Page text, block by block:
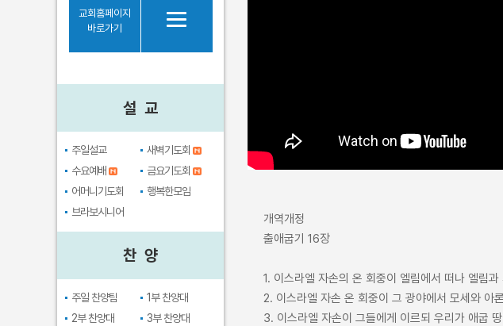
교회홈페이지
바로가기
설 교
주일설교
새벽기도회
수요예배
금요기도회
어머니기도회
행복한모임
브라보시니어
찬 양
주일 찬양팀
1부 찬양대
2부 찬양대
3부 찬양대
개역개정
출애굽기 16장
1. 이스라엘 자손의 온 회중이 엘림에서 떠나 엘림
2. 이스라엘 자손 온 회중이 그 광야에서 모세와 아
3. 이스라엘 자손이 그들에게 이르되 우리가 애굽